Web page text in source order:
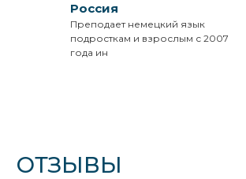
Россия
Преподает немецкий язык
подросткам и взрослым с 2007
года ин
ОТЗЫВЫ